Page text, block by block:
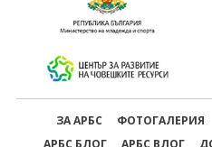
ЗА АРБС ФОТОГАЛЕРИЯ
АРБС БЛОГ
АРБС ВЛОГ